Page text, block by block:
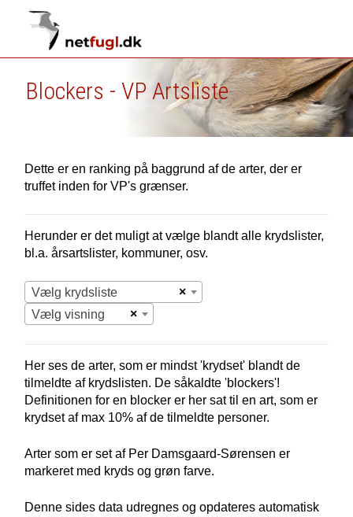
Blockers - VP Artsliste
Dette er en ranking på baggrund af de arter, der er
truffet inden for VP's grænser.
Herunder er det muligt at vælge blandt alle krydslister,
bl.a. årsartslister, kommuner, osv.
×
Vælg krydsliste
×
Vælg visning
Her ses de arter, som er mindst 'krydset' blandt de
tilmeldte af krydslisten. De såkaldte 'blockers'!
Definitionen for en blocker er her sat til en art, som er
krydset af max 10% af de tilmeldte personer.
Arter som er set af Per Damsgaard-Sørensen er
markeret med kryds og grøn farve.
Denne sides data udregnes og opdateres automatisk